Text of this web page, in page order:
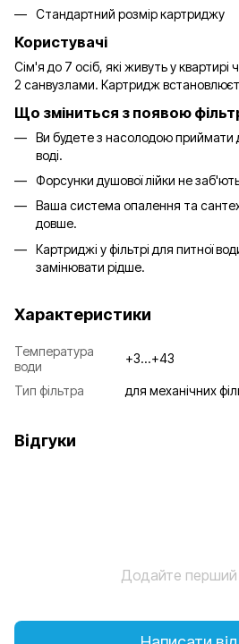
Стандартний розмір картриджу
Користувачі
Сім'я до 7 осіб, які живуть у квартирі
2 санвузлами. Картридж
Що зміниться з появою
Ви будете з насолодою приймати
воді.
Форсунки душової лійки не
Ваша система опалення та
довше.
Картриджі у фільтрі для питної
замінювати рідше.
Характеристики
Температура
води
+3...+43
Тип фільтра для механічних
Відгуки
Додайте перший